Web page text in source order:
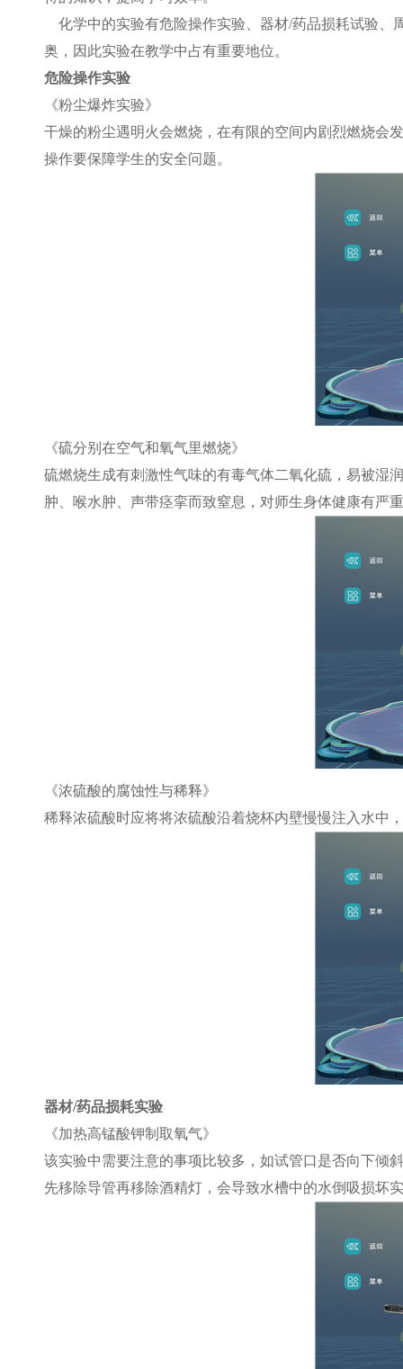
化学中的实验有危险操作实验、器材/药品损耗试验
奥，因此实验在教学中占有重要地位。
危险操作实验
《粉尘爆炸实验》
干燥的粉尘遇明火会燃烧，在有限的空间内剧烈燃烧会
操作要保障学生的安全问题。
《硫分别在空气和氧气里燃烧》
硫燃烧生成有刺激性气味的有毒气体二氧化硫，易被湿
肿、喉水肿、声带痉挛而致窒息，对师生身体健康有严
《浓硫酸的腐蚀性与稀释》
稀释浓硫酸时应将将浓硫酸沿着烧杯内壁慢慢注入水中
器材/药品损耗实验
《加热高锰酸钾制取氧气》
该实验中需要注意的事项比较多，如试管口是否向下倾
先移除导管再移除酒精灯，会导致水槽中的水倒吸损坏